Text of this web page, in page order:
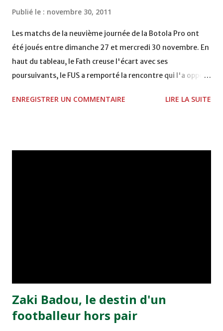
Publié le : novembre 30, 2011
Les matchs de la neuvième journée de la Botola Pro ont
été joués entre dimanche 27 et mercredi 30 novembre. En
haut du tableau, le Fath creuse l'écart avec ses
poursuivants, le FUS a remporté la rencontre qui l'a opposé
2, Badr Kachani a ouvert la marque à la 38e pour les
ENREGISTRER UN COMMENTAIRE LIRE LA SUITE
Zaki Badou, le destin d'un
footballeur hors pair